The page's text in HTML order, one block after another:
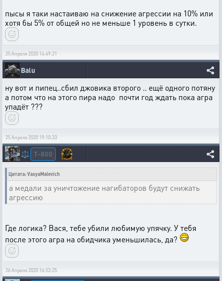
пысы я таки настаиваю на снижение агрессии на 10% или
хотя бы 5% от общей но не меньше 1 уровень в сутки.
25 Апреля 2020 14:49:21
Balu
ну вот и пипец..сбил джовика второго .. ещё одного потяну
а потом что на этого пира надо почти год ждать пока агра
упадёт ???
25 Апреля 2020 19:10:33
⚖️ T-800
Цитата: VasyaMalevich
а медали за уничтожение нагибаторов будут снижать
агрессию
Где логика? Вася, тебе убили любимую упячку. У тебя
после этого агра на обидчика уменьшилась, да?
26 Апреля 2020 16:53:25